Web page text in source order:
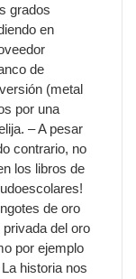
grados
en
de
(metal
por una
– A pesar
contrario, no
los libros de
de oro
del oro
por ejemplo
historia nos